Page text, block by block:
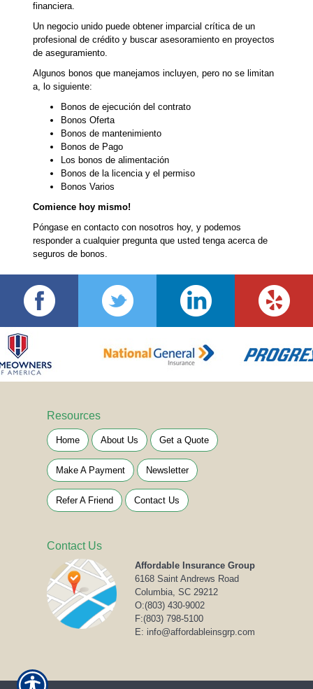
financiera.
Un negocio unido puede obtener imparcial crítica de un
profesional de crédito y buscar asesoramiento en proyectos
de aseguramiento.
Algunos bonos que manejamos incluyen, pero no se limitan
a, lo siguiente:
Bonos de ejecución del contrato
Bonos Oferta
Bonos de mantenimiento
Bonos de Pago
Los bonos de alimentación
Bonos de la licencia y el permiso
Bonos Varios
Comience hoy mismo!
Póngase en contacto con nosotros hoy, y podemos
responder a cualquier pregunta que usted tenga acerca de
seguros de bonos.
Resources
Home About Us Get a Quote
Make A Payment Newsletter
Refer A Friend Contact Us
Contact Us
Affordable Insurance Group
6168 Saint Andrews Road
Columbia, SC 29212
O:(803) 430-9002
F:(803) 798-5100
E: info@affordableinsgrp.com